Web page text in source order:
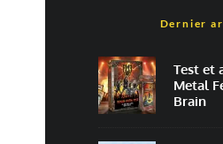
Dernier
Test et
Metal
Brain